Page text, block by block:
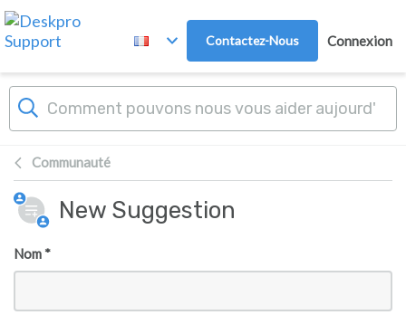
Passer au contenu principal
Contactez-Nous Connexion
Communauté
New Suggestion
Nom *